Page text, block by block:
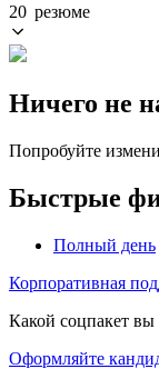
20 резюме
Ничего не
Попробуйте
Быстрые
Полный день
Корпоративная
Какой соцпакет вы
Оформляйте